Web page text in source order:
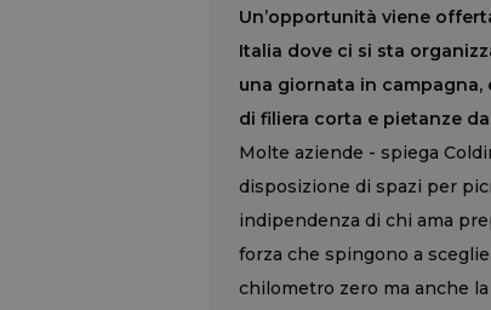
Un’opportunità viene
Italia dove ci si sta
una giornata in
di filiera corta e pietanze
Molte aziende - spiega
disposizione di spazi per
indipendenza di chi ama
forza che spingono a
chilometro zero ma anche